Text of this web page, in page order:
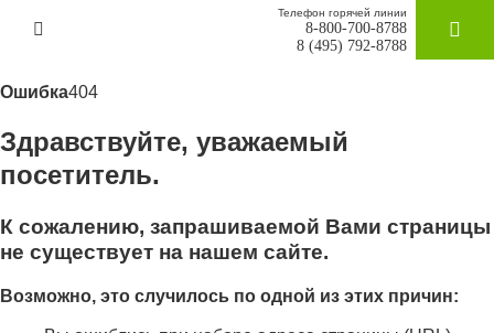
Телефон горячей линии
8-800-700-8788
8 (495) 792-8788
Ошибка404
Здравствуйте, уважаемый
посетитель.
К сожалению, запрашиваемой Вами страницы
не существует на нашем сайте.
Возможно, это случилось по одной из этих причин: